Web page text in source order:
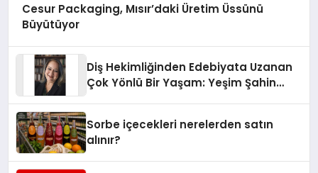
Cesur Packaging, Mısır’daki Üretim Üssünü
Büyütüyor
Diş Hekimliğinden Edebiyata Uzanan
Çok Yönlü Bir Yaşam: Yeşim Şahin
Sorbe içecekleri nerelerden satın
alınır?